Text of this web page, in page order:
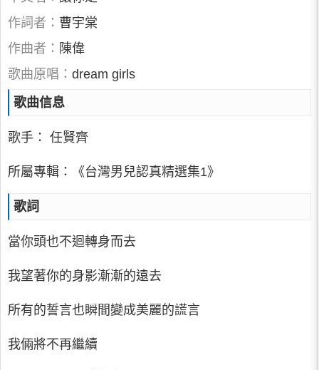
作詞者： 曹宇棠
作曲者： 陳偉
歌曲原唱： dream girls
歌曲信息
歌手： 任賢齊
所屬專輯：《台灣男兒認真精選集1》
歌詞
當你頭也不迴轉身而去
我望著你的身影漸漸的遠去
所有的誓言也瞬間變成美麗的謊言
我倆將不再繼續